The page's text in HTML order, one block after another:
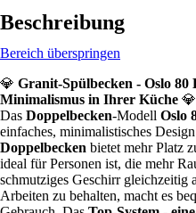
Beschreibung
Bereich überspringen
💎 Granit-Spülbecken - Oslo
Minimalismus in Ihrer Küche 💎
Das Doppelbecken-Modell Oslo
einfaches, minimalistisches
Doppelbecken bietet mehr Platz
ideal für Personen ist, die mehr
schmutziges Geschirr gleichzeitig
Arbeiten zu behalten, macht es